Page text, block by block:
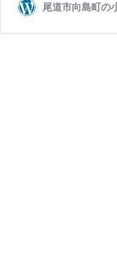
尾道市向島町の